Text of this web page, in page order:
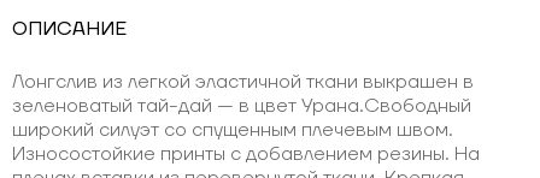
ОПИСАНИЕ
Лонгслив из легкой эластичной ткани выкрашен в
зеленоватый тай-дай — в цвет Урана.Свободный
широкий силуэт со спущенным плечевым швом.
Износостойкие принты с добавлением резины. На